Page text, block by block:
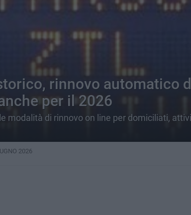
rinnovo automatico
per il 2026
modalità di rinnovo on line per domiciliati,
2026